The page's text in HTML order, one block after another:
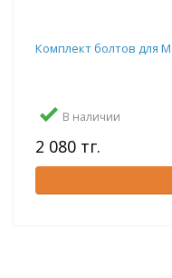
Комплект болтов для
В наличии
2 080 тг.